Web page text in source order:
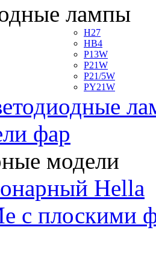
лампы
H27
HB4
P13W
P21W
P21/5W
PY21W
фар
модели
Hella
с плоскими